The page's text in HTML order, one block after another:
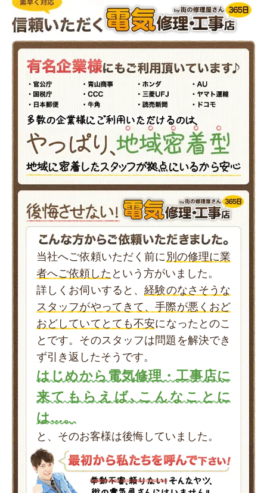
当社へご依頼いただく前に 別の修理に業
者へご依頼した という方がいました。
詳しくお伺いすると、経験のなさそうな
スタッフがやってきて、手際が悪くおど
おどしていてとても不安になったとのこ
とです。そのスタッフは問題を解決でき
ず引き返したそうです。
はじめから電気修理・工事店に
来てもらえば､こんなことに
は…。
と、そのお客様は後悔していました。